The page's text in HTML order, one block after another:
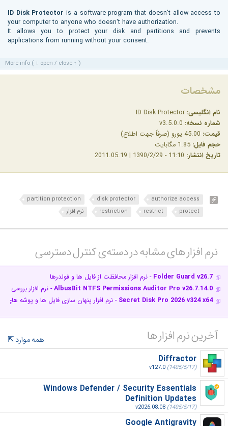
ID Disk Protector is a software program that doesn't allow access to
your computer to anyone who doesn't have authorization.
It allows you to protect your disk and partitions and prevents
applications from running without your consent.
More info ( ↓ open / close ↑ )
مشخصات
نام انگلیسی:
شماره نسخه:
قیمت:
حجم فایل:
تاریخ انتشار:
authorize access
disk protector
partition protection
protect
restrict
restriction نرم افزار
نرم افزار های مشابه در دسته‌ی‌ کنترل دسترسی‎
Folder Guard v26.7 - نرم افزار محافظت از فایل ها و فولدرها
AlbusBit NTFS Permissions Auditor Pro v26.7.14.0- نرم افزار بررسی
Secret Disk Pro 2026 v324 x64 - نرم افزار پنهان سازی فایل ها و پوشه های
آخرین نرم افزار ها
همه موارد
Diffractor
v127.0 (1405/5/17)
Windows Defender / Security Essentials
Definition Updates
v2026.08.08 (1405/5/17)
Google Antigravity